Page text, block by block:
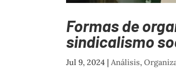
Formas de
sindicalismo
Jul 9, 2024 | Análisis,